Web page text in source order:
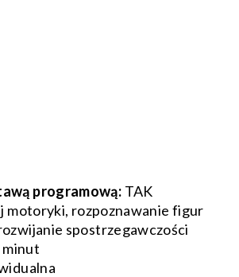
programową: TAK
motoryki, rozpoznawanie figur
spostrzegawczości